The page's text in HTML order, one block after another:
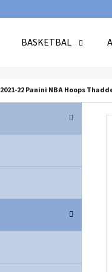
BASKETBAL
2021-22 Panini NBA Hoops